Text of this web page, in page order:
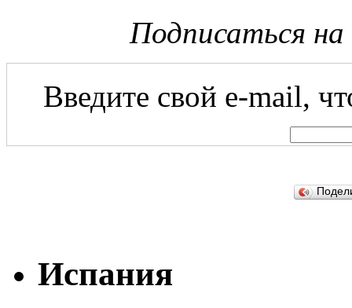
Подписаться
Введите свой e-mail,
Испания